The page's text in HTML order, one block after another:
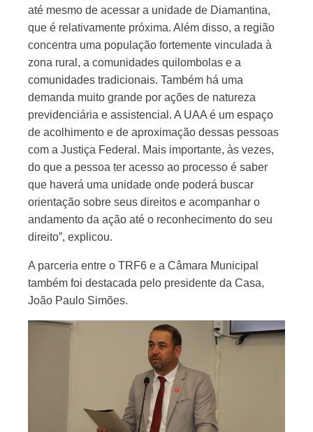
até mesmo de acessar a unidade de Diamantina,
que é relativamente próxima. Além disso, a região
concentra uma população fortemente vinculada à
zona rural, a comunidades quilombolas e a
comunidades tradicionais. Também há uma
demanda muito grande por ações de natureza
previdenciária e assistencial. A UAA é um espaço
de acolhimento e de aproximação dessas pessoas
com a Justiça Federal. Mais importante, às vezes,
do que a pessoa ter acesso ao processo é saber
que haverá uma unidade onde poderá buscar
orientação sobre seus direitos e acompanhar o
andamento da ação até o reconhecimento do seu
direito”, explicou.
A parceria entre o TRF6 e a Câmara Municipal
também foi destacada pelo presidente da Casa,
João Paulo Simões.